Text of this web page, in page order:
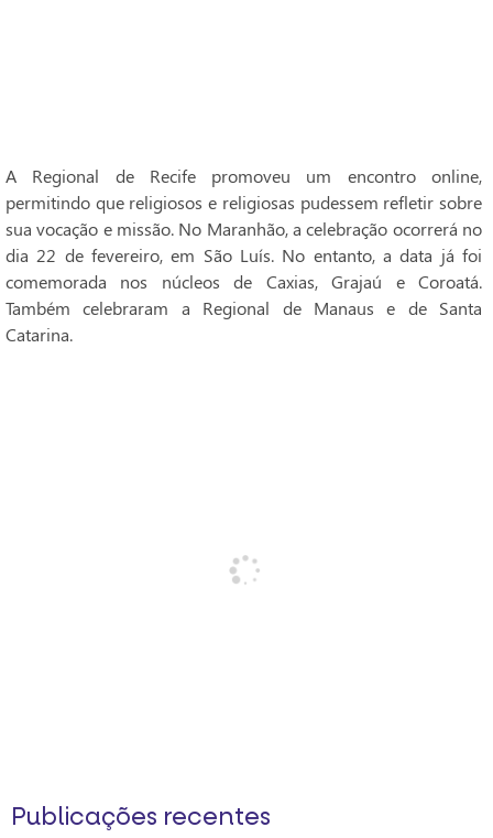
A Regional de Recife promoveu um encontro online,
permitindo que religiosos e religiosas pudessem refletir sobre
sua vocação e missão. No Maranhão, a celebração ocorrerá no
dia 22 de fevereiro, em São Luís. No entanto, a data já foi
comemorada nos núcleos de Caxias, Grajaú e Coroatá.
Também celebraram a Regional de Manaus e de Santa
Catarina.
Publicações recentes